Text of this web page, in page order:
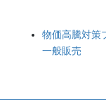
物価高騰対策
一般販売